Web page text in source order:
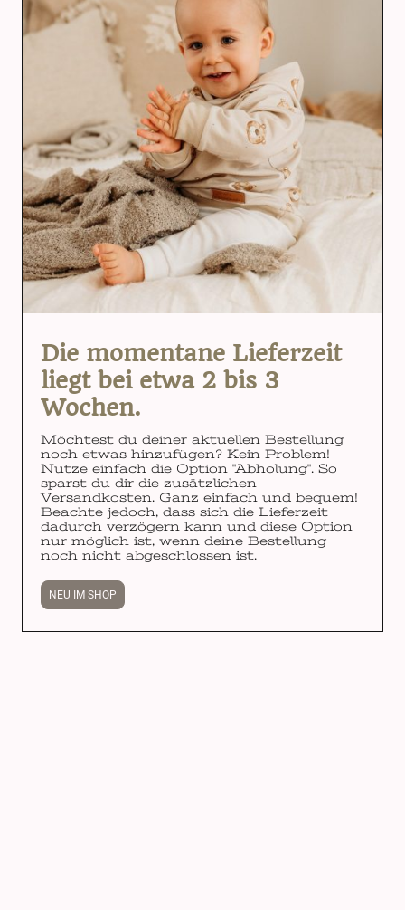
Die momentane Lieferzeit
liegt bei etwa 2 bis 3
Wochen.
Möchtest du deiner aktuellen Bestellung
noch etwas hinzufügen? Kein Problem!
Nutze einfach die Option "Abholung". So
sparst du dir die zusätzlichen
Versandkosten. Ganz einfach und bequem!
Beachte jedoch, dass sich die Lieferzeit
dadurch verzögern kann und diese Option
nur möglich ist, wenn deine Bestellung
noch nicht abgeschlossen ist.
NEU IM SHOP